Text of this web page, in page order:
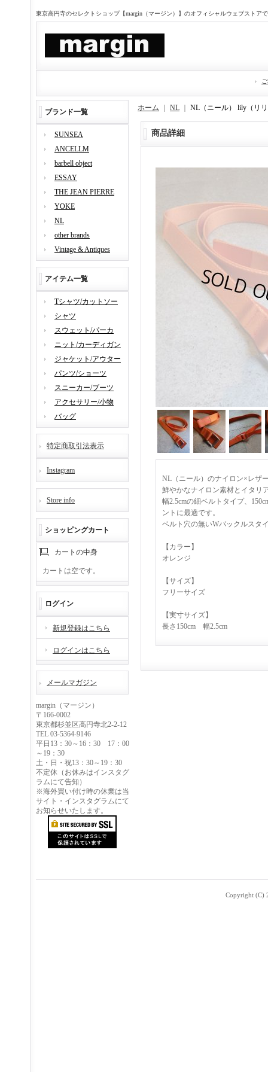
東京高円寺のセレクトショップ【margin（マージン）】のオフィシャルウェブストア
ブランド一覧
SUNSEA
ANCELLM
barbell object
ESSAY
THE JEAN PIERRE
YOKE
NL
other brands
Vintage & Antiques
アイテム一覧
Tシャツ/カットソー
シャツ
スウェット/パーカ
ニット/カーディガン
ジャケット/アウター
パンツ/ショーツ
スニーカー/ブーツ
アクセサリー/小物
バッグ
特定商取引法表示
Instagram
Store info
ショッピングカート
カートの中身
カートは空です。
ログイン
新規登録はこちら
ログインはこちら
メールマガジン
margin（マージン）
〒166-0002
東京都杉並区高円寺北2-2-12
TEL 03-5364-9146
平日13：30～16：30 17：00
～19：30
土・日・祝13：30～19：30
不定休（お休みはインスタグ
ラムにて告知）
※海外買い付け時の休業は当
サイト・インスタグラムにて
お知らせいたします。
ホーム NL NL（ニール） lily（リ
商品詳細
NL（ニール）のナイロン×レザ
鮮やかなナイロン素材とイタリ
幅2.5cmの細ベルトタイプ、
ントに最適です。
ベルト穴の無いWバックルスタ
【カラー】
オレンジ
【サイズ】
フリーサイズ
【実寸サイズ】
長さ150cm 幅2.5cm
Copyright (C)